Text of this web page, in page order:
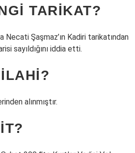
TARIKAT?
Necati Şaşmaz’ın Kadiri tarikatından
sayıldığını iddia etti.
alınmıştır.